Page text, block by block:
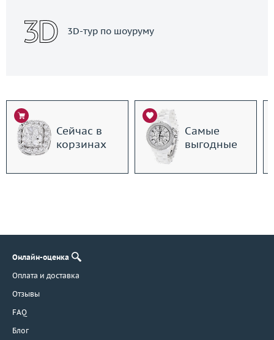
3D-тур по шоуруму
Сейчас в
корзинах
Самые
выгодные
Онлайн-оценка
Оплата и доставка
Отзывы
FAQ
Блог